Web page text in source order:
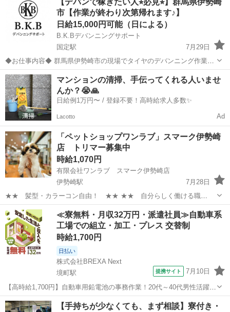
時〜1時間 最低1時間から草刈り作業していただける方を募集していま
す。 ...
市【作業が終わり次第帰れます♪】
日給15,000円可能（日による）
B.K.Bデバンニングサポート
国定駅
7月29日
◆お仕事内容◆ 群馬県伊勢崎市の現場でタイヤのデバンニング作業を
していただきます！ 海上コンテナ内に積まれたタイヤを専用のラック
に積んでいただきます。 1コンテナ2〜3名での作業になります。 デバ
ンニング作業が初めて...
群馬 伊勢崎市 物流 デバン
マンションの清掃、手伝ってくれる人いませ
んか？😭🙏
日給例1万円〜 / 登録不要！高時給求人多数✨
Lacotto Ad
「ペットショップワンラブ」スマーク伊勢崎
店 トリマー募集中
時給1,070円
有限会社ワンラブ スマーク伊勢崎店
伊勢崎駅
7月28日
★★ 髪型・カラーコン自由！ ★★ ★★ 自分らしく働ける職
場！ ★★ 安定した会社で、 可愛い動物たちと触れ合いながら ワー
クライフバランスを取りやすい仕事しませんか？ ★WワークOK！【同
業他社不可】 ...
群馬 伊勢崎市 伊勢崎駅 その他 動物
≪寮無料・月収32万円・派遣社員≫自動車系
工場での組立・加工・プレス 交替制
時給1,700円
日払い
株式会社BREXA Next
境町駅
提携サイト 7月10日
【高時給1,700円】自動車用鉛電池の事務作業！20代～40代男性活躍中
★嬉しい土日祝休み！マイカー通勤OK＆無料駐車場あり★赴任旅費会
社負担◎日払い可★社員食堂利用可！作業着無償貸与★《群馬県伊勢
群馬 伊勢崎市 境町駅 その他
【手持ちが少なくても、まず相談】寮付き・